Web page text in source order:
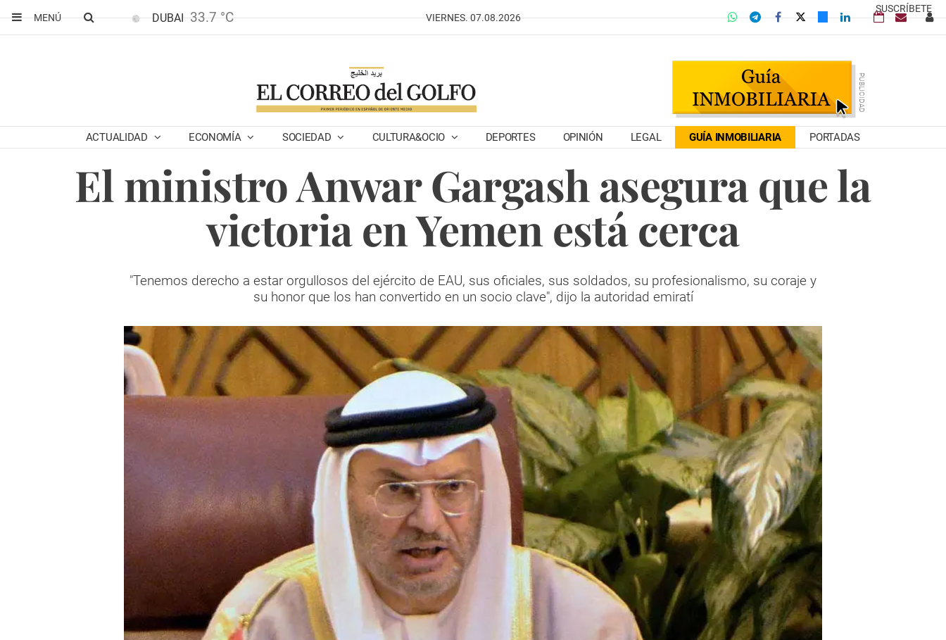
SUSCRÍBETE
MENÚ
DUBAI 33.7 °C VIERNES. 07.08.2026
ACTUALIDAD ECONOMÍA SOCIEDAD CULTURA&OCIO DEPORTES OPINIÓN LEGAL GUÍA INMOBILIARIA PORTADAS
El ministro Anwar Gargash asegura que la
victoria en Yemen está cerca
"Tenemos derecho a estar orgullosos del ejército de EAU, sus oficiales, sus soldados, su profesionalismo, su coraje y
su honor que los han convertido en un socio clave", dijo la autoridad emiratí